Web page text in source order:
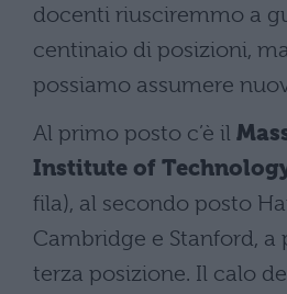
docenti riusciremmo a
centinaio di posizioni,
possiamo assumere
Al primo posto c’è il
Institute of
fila), al secondo posto
Cambridge e Stanford, a
terza posizione. Il calo